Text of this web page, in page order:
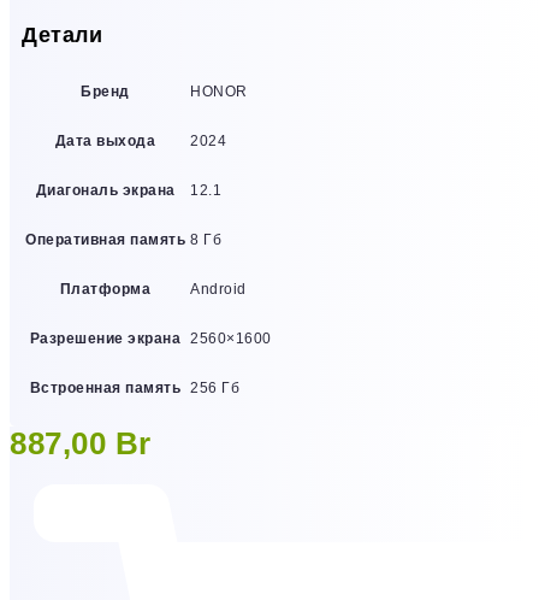
Детали
Бренд HONOR
Дата выхода 2024
Диагональ экрана 12.1
Оперативная память 8 Гб
Платформа Android
Разрешение экрана 2560×1600
Встроенная память 256 Гб
887,00 Br